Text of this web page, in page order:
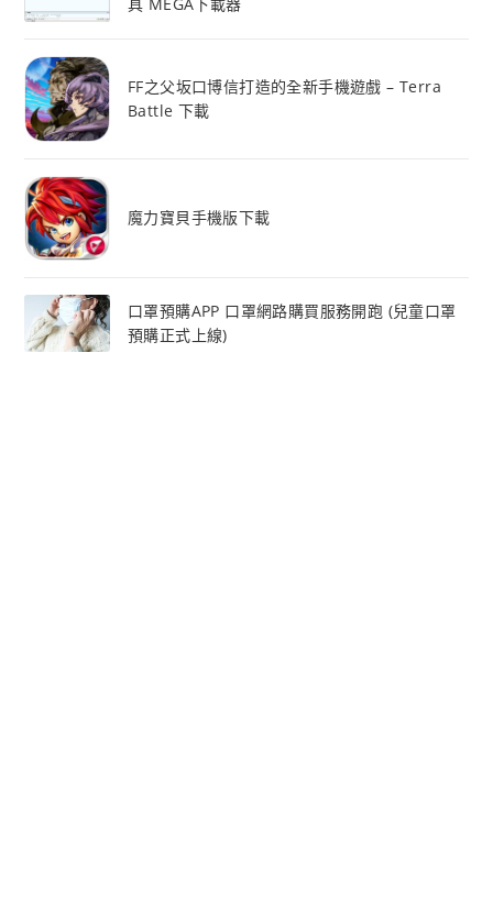
FF之父坂口博信打造的全新手機遊戲 – Terra
Battle 下載
魔力寶貝手機版下載
口罩預購APP 口罩網路購買服務開跑 (兒童口罩
預購正式上線)